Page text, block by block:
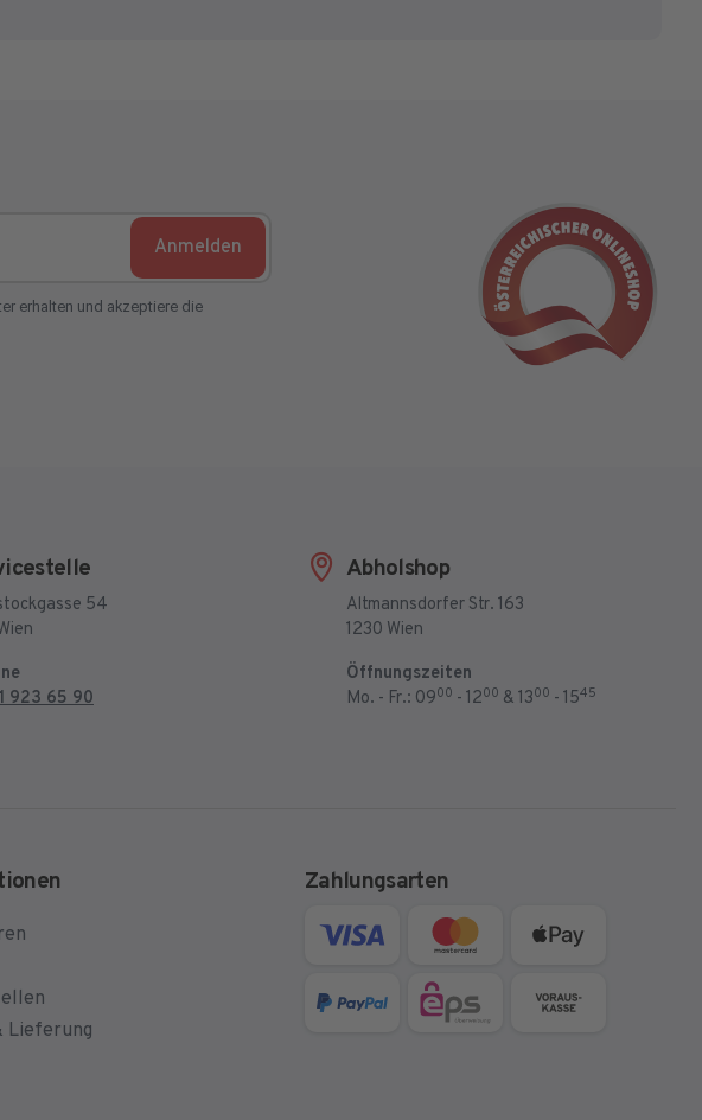
erhalten und akzeptiere die
Anmelden
54
923 65 90
Abholshop
Altmannsdorfer Str. 163
1230 Wien
Öffnungszeiten
Mo. - Fr.: 0900 - 1200 & 1300 - 1545
Lieferung
Zahlungsarten